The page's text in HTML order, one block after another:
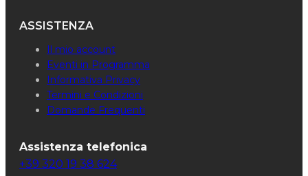
ASSISTENZA
Il mio account
Eventi in Programma
Informativa Privacy
Termini e Condizioni
Domande Frequenti
Assistenza telefonica
+39 320 19 38 624